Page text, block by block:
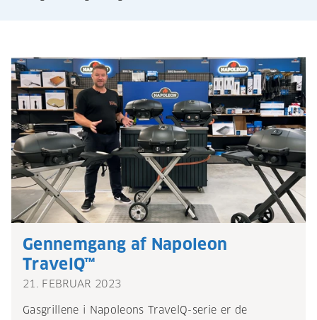
Gennemgang af Napoleon
TravelQ™
21. FEBRUAR 2023
Gasgrillene i Napoleons TravelQ-serie er de